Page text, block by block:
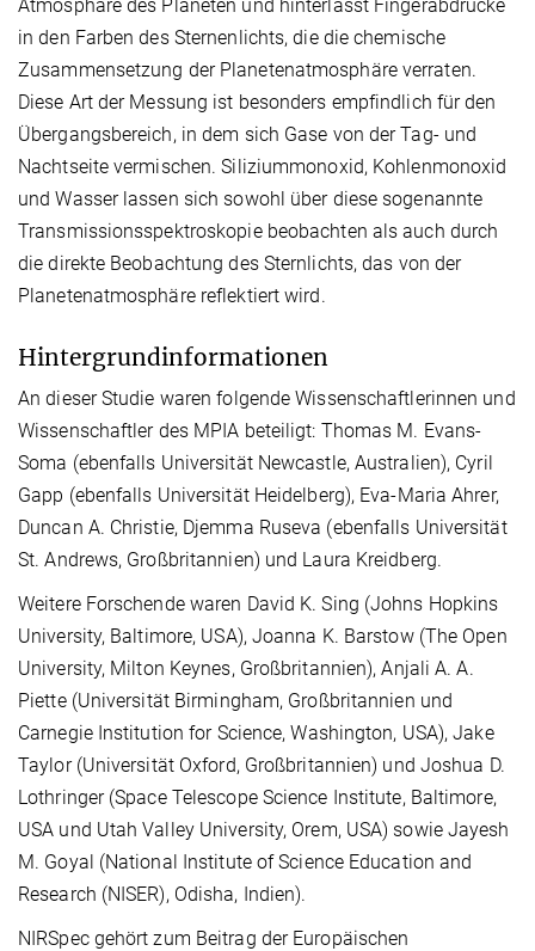
Atmosphäre des Planeten und hinterlässt Fingerabdrücke
in den Farben des Sternenlichts, die die chemische
Zusammensetzung der Planetenatmosphäre verraten.
Diese Art der Messung ist besonders empfindlich für den
Übergangsbereich, in dem sich Gase von der Tag- und
Nachtseite vermischen. Siliziummonoxid, Kohlenmonoxid
und Wasser lassen sich sowohl über diese sogenannte
Transmissionsspektroskopie beobachten als auch durch
die direkte Beobachtung des Sternlichts, das von der
Planetenatmosphäre reflektiert wird.
Hintergrundinformationen
An dieser Studie waren folgende Wissenschaftlerinnen und
Wissenschaftler des MPIA beteiligt: Thomas M. Evans-
Soma (ebenfalls Universität Newcastle, Australien), Cyril
Gapp (ebenfalls Universität Heidelberg), Eva-Maria Ahrer,
Duncan A. Christie, Djemma Ruseva (ebenfalls Universität
St. Andrews, Großbritannien) und Laura Kreidberg.
Weitere Forschende waren David K. Sing (Johns Hopkins
University, Baltimore, USA), Joanna K. Barstow (The Open
University, Milton Keynes, Großbritannien), Anjali A. A.
Piette (Universität Birmingham, Großbritannien und
Carnegie Institution for Science, Washington, USA), Jake
Taylor (Universität Oxford, Großbritannien) und Joshua D.
Lothringer (Space Telescope Science Institute, Baltimore,
USA und Utah Valley University, Orem, USA) sowie Jayesh
M. Goyal (National Institute of Science Education and
Research (NISER), Odisha, Indien).
NIRSpec gehört zum Beitrag der Europäischen